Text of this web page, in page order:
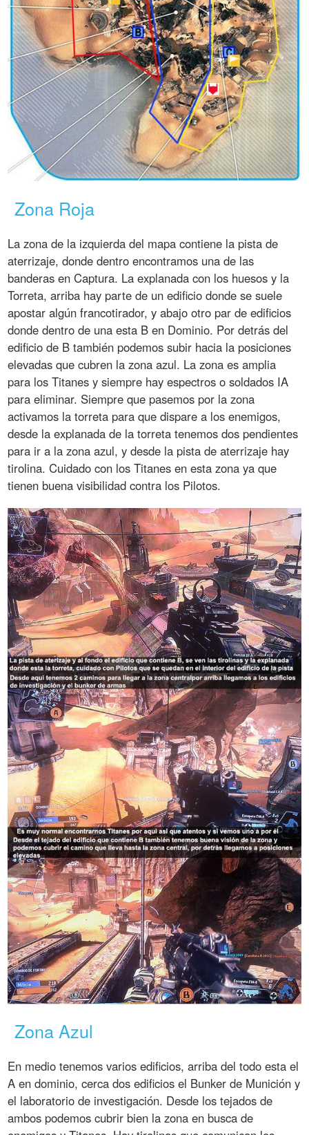
Zona Roja
La zona de la izquierda del mapa contiene la pista de
aterrizaje, donde dentro encontramos una de las
banderas en Captura. La explanada con los huesos y la
Torreta, arriba hay parte de un edificio donde se suele
apostar algún francotirador, y abajo otro par de edificios
donde dentro de una esta B en Dominio. Por detrás del
edificio de B también podemos subir hacia la posiciones
elevadas que cubren la zona azul. La zona es amplia
para los Titanes y siempre hay espectros o soldados IA
para eliminar. Siempre que pasemos por la zona
activamos la torreta para que dispare a los enemigos,
desde la explanada de la torreta tenemos dos pendientes
para ir a la zona azul, y desde la pista de aterrizaje hay
tirolina. Cuidado con los Titanes en esta zona ya que
tienen buena visibilidad contra los Pilotos.
Zona Azul
En medio tenemos varios edificios, arriba del todo esta el
A en dominio, cerca dos edificios el Bunker de Munición y
el laboratorio de investigación. Desde los tejados de
ambos podemos cubrir bien la zona en busca de